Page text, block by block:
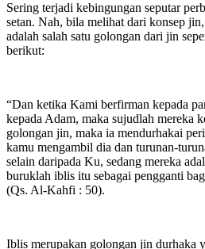
Sering terjadi kebingungan seputar
setan. Nah, bila melihat dari konsep
adalah salah satu golongan dari jin
berikut:
“Dan ketika Kami berfirman kepada
kepada Adam, maka sujudlah mereka
golongan jin, maka ia mendurhakai
kamu mengambil dia dan turunan-
selain daripada Ku, sedang mereka
buruklah iblis itu sebagai pengganti
(Qs. Al-Kahfi : 50).
Iblis merupakan golongan jin durhaka